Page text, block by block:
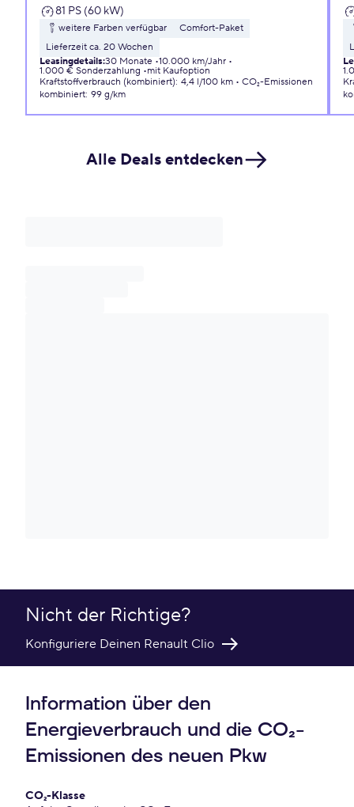
81 PS (60 kW)
weitere Farben verfügbar
Comfort-Paket
Lieferzeit ca. 20 Wochen
Leasingdetails:30 Monate 10.000 km/Jahr
1.000 € Sonderzahlung
mit Kaufoption
Kraftstoffverbrauch (kombiniert): 4,4 l/100 km
CO₂-Emissionen
kombiniert: 99 g/km
Alle Deals entdecken
Nicht der Richtige?
Konfiguriere Deinen Renault Clio
Information über den
Energieverbrauch und die CO₂-
Emissionen des neuen Pkw
CO₂-Klasse